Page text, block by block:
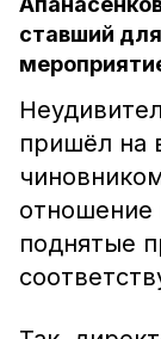
ставший
пришёл на
отношение
поднятые